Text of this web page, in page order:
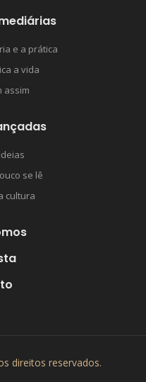
e a prática
a vida
assim
se lê
cultura
direitos reservados.